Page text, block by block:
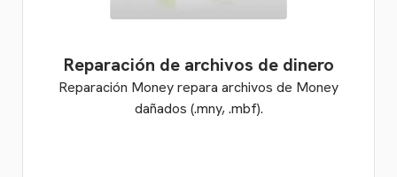
Reparación de archivos de dinero
Reparación Money repara archivos de Money
dañados (.mny, .mbf).